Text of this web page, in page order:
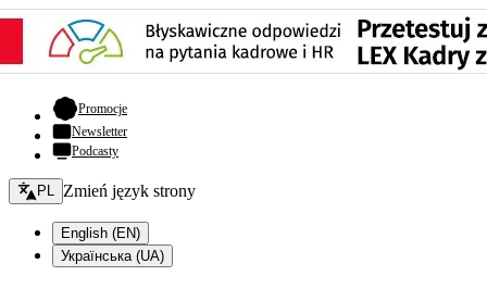
Promocje- otwiera się w nowej karcie
Newsletter
Podcasty
Zmień język - bieżący:
PL Zmień język strony
English (EN)
Українська (UA)